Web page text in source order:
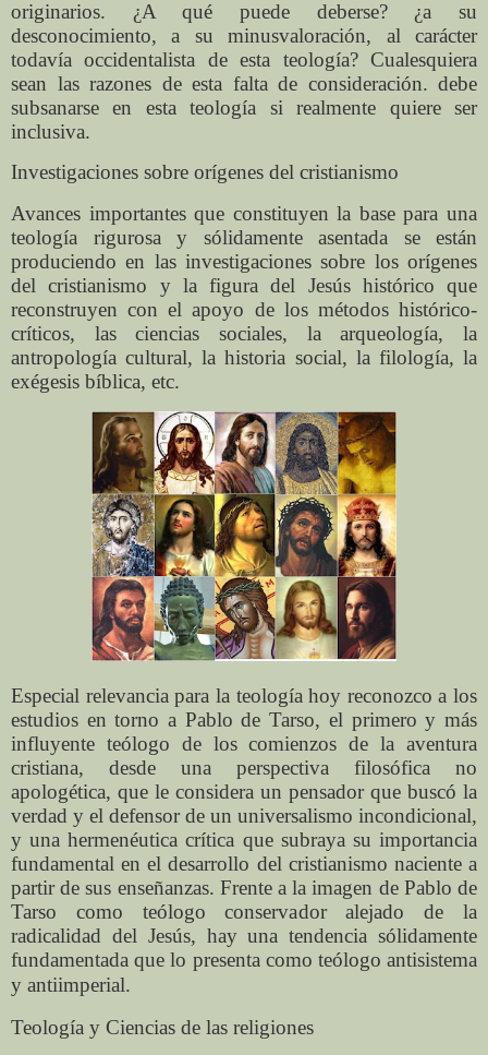
originarios. ¿A qué puede deberse? ¿a su
desconocimiento, a su minusvaloración, al carácter
todavía occidentalista de esta teología? Cualesquiera
sean las razones de esta falta de consideración. debe
subsanarse en esta teología si realmente quiere ser
inclusiva.
Investigaciones sobre orígenes del cristianismo
Avances importantes que constituyen la base para una
teología rigurosa y sólidamente asentada se están
produciendo en las investigaciones sobre los orígenes
del cristianismo y la figura del Jesús histórico que
reconstruyen con el apoyo de los métodos histórico-
críticos, las ciencias sociales, la arqueología, la
antropología cultural, la historia social, la filología, la
exégesis bíblica, etc.
Especial relevancia para la teología hoy reconozco a los
estudios en torno a Pablo de Tarso, el primero y más
influyente teólogo de los comienzos de la aventura
cristiana, desde una perspectiva filosófica no
apologética, que le considera un pensador que buscó la
verdad y el defensor de un universalismo incondicional,
y una hermenéutica crítica que subraya su importancia
fundamental en el desarrollo del cristianismo naciente a
partir de sus enseñanzas. Frente a la imagen de Pablo de
Tarso como teólogo conservador alejado de la
radicalidad del Jesús, hay una tendencia sólidamente
fundamentada que lo presenta como teólogo antisistema
y antiimperial.
Teología y Ciencias de las religiones